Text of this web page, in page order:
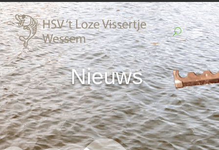
Nieuws